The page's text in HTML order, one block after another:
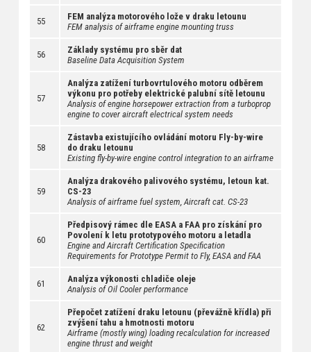
55
FEM analýza motorového lože v draku letounu
FEM analysis of airframe engine mounting truss
56
Základy systému pro sběr dat
Baseline Data Acquisition System
57
Analýza zatížení turbovrtulového motoru odběrem
výkonu pro potřeby elektrické palubní sítě letounu
Analysis of engine horsepower extraction from a turboprop
engine to cover aircraft electrical system needs
58
Zástavba existujícího ovládání motoru Fly-by-wire
do draku letounu
Existing fly-by-wire engine control integration to an airframe
59
Analýza drakového palivového systému, letoun kat.
CS-23
Analysis of airframe fuel system, Aircraft cat. CS-23
60
Předpisový rámec dle EASA a FAA pro získání pro
Povolení k letu prototypového motoru a letadla
Engine and Aircraft Certification Specification
Requirements for Prototype Permit to Fly, EASA and FAA
61
Analýza výkonosti chladiče oleje
Analysis of Oil Cooler performance
62
Přepočet zatížení draku letounu (převážně křídla) při
zvýšení tahu a hmotnosti motoru
Airframe (mostly wing) loading recalculation for increased
engine thrust and weight